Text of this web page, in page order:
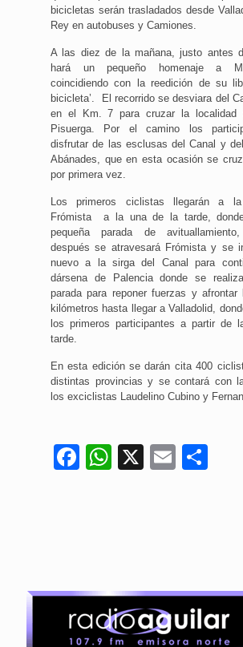
bicicletas serán trasladados desde
Rey en autobuses y Camiones.
A las diez de la mañana, justo antes
hará un pequeño homenaje a
coincidiendo con la reedición de su
bicicleta’. El recorrido se desviara del
en el Km. 7 para cruzar la localidad
Pisuerga. Por el camino los
disfrutar de las esclusas del Canal y
Abánades, que en esta ocasión se
por primera vez.
Los primeros ciclistas llegarán a
Frómista a la una de la tarde,
pequeña parada de
después se atravesará Frómista y se
nuevo a la sirga del Canal para
dársena de Palencia donde se
parada para reponer fuerzas y
kilómetros hasta llegar a Valladolid,
los primeros participantes a partir de
tarde.
En esta edición se darán cita 400
distintas provincias y se contará con
los exciclistas Laudelino Cubino y
Facebook
WhatsApp
X Email